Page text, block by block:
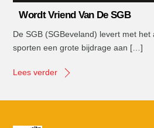
Wordt Vriend Van De SGB
De SGB (SGBeveland) levert met
sporten een grote bijdrage aan […]
Lees verder